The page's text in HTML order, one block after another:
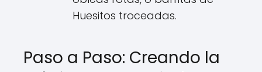
Huesitos troceadas.
Paso a Paso: Creando la